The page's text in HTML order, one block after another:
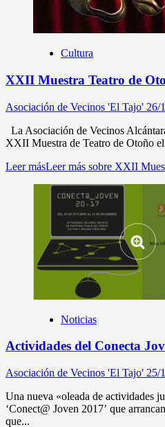
Cultura
XXII Muestra Teatro de
Asociación de Vecinos 'El Tajo' 26/
La Asociación de Vecinos
XXII Muestra de Teatro de Otoño
Leer másLeer más sobre XXII
Noticias
Actividades del Conecta
Asociación de Vecinos 'El Tajo' 25/
Una nueva «oleada de actividades
‘Conect@ Joven 2017’ que
que...